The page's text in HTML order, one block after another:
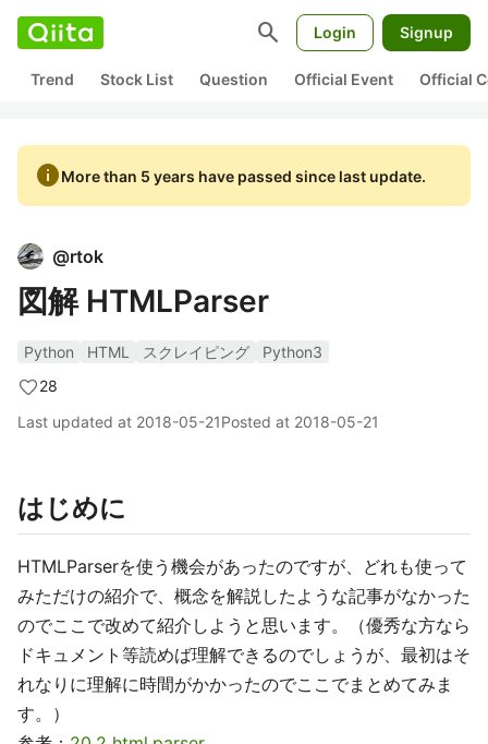
search Login Signup
Trend Stock List Question Official Event Official
infoMore than 5 years have passed since last update.
@rtok
図解 HTMLParser
Python HTML スクレイピング
Python3
28
Last updated at 2018-05-21Posted at 2018-05-21
はじめに
HTMLParserを使う機会があったのですが、どれも使って
みただけの紹介で、概念を解説したような記事がなかった
のでここで改めて紹介しようと思います。（優秀な方なら
ドキュメント等読めば理解できるのでしょうが、最初はそ
れなりに理解に時間がかかったのでここでまとめてみま
す。）